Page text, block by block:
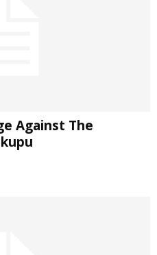
Against The